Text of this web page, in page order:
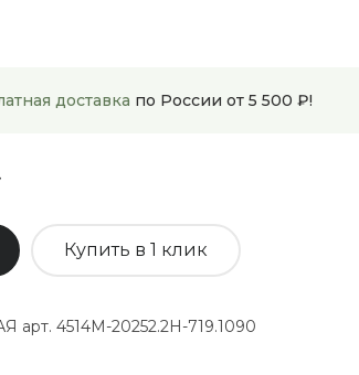
доставка по России от 5 500 ₽!
Купить в 1 клик
4514M-20252.2H-719.1090